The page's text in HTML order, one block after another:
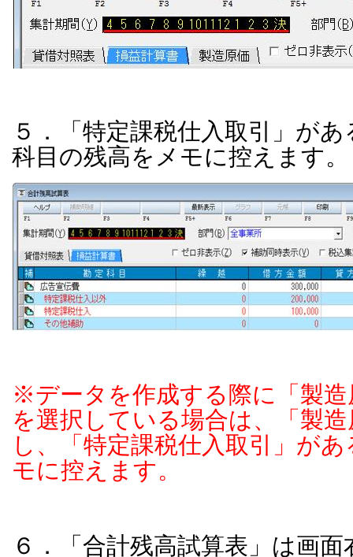
５．「特定課税仕入取引」が
科目の残高をメモに控えます。
※データを作成する際に「製
を選択している場合は、「製
し、「特定課税仕入取引」が
モに控えます。
６．「合計残高試算表」は画